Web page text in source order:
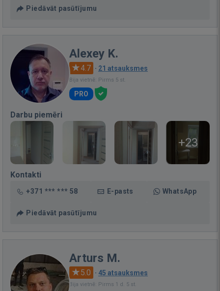
Piedāvāt pasūtījumu
Alexey K.
4.7 · 21 atsauksmes
Bija vietnē: Pirms 5 st.
PRO
Darbu piemēri
+23
Kontakti
+371 *** *** 58 E-pasts WhatsApp
Piedāvāt pasūtījumu
Arturs M.
5.0 · 45 atsauksmes
Bija vietnē: Pirms 1 d. 5 st.